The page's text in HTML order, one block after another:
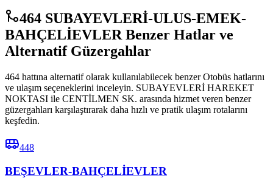
464 SUBAYEVLERİ-ULUS-EMEK-
BAHÇELİEVLER Benzer Hatlar ve
Alternatif Güzergahlar
464 hattına alternatif olarak kullanılabilecek benzer Otobüs hatlarını
ve ulaşım seçeneklerini inceleyin. SUBAYEVLERİ HAREKET
NOKTASI ile CENTİLMEN SK. arasında hizmet veren benzer
güzergahları karşılaştırarak daha hızlı ve pratik ulaşım rotalarını
keşfedin.
448
BEŞEVLER-BAHÇELİEVLER